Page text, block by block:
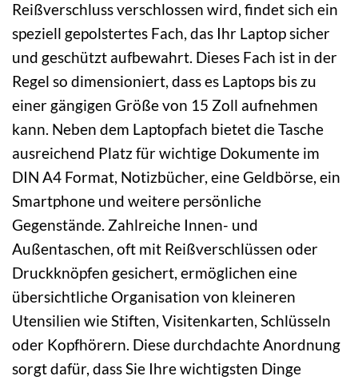
Reißverschluss verschlossen wird, findet sich ein
speziell gepolstertes Fach, das Ihr Laptop sicher
und geschützt aufbewahrt. Dieses Fach ist in der
Regel so dimensioniert, dass es Laptops bis zu
einer gängigen Größe von 15 Zoll aufnehmen
kann. Neben dem Laptopfach bietet die Tasche
ausreichend Platz für wichtige Dokumente im
DIN A4 Format, Notizbücher, eine Geldbörse, ein
Smartphone und weitere persönliche
Gegenstände. Zahlreiche Innen- und
Außentaschen, oft mit Reißverschlüssen oder
Druckknöpfen gesichert, ermöglichen eine
übersichtliche Organisation von kleineren
Utensilien wie Stiften, Visitenkarten, Schlüsseln
oder Kopfhörern. Diese durchdachte Anordnung
sorgt dafür, dass Sie Ihre wichtigsten Dinge